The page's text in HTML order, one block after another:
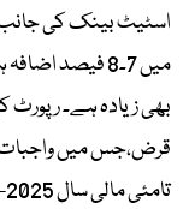
اسٹیٹ بینک کی
بھی زیادہ ہے۔
قرض،جس میں واجبات